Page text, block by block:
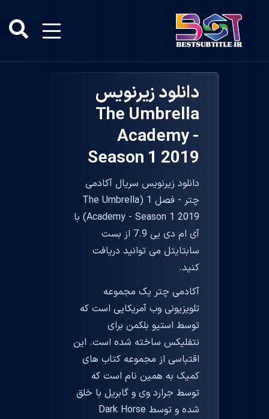
دانلود زیرنویس
The Umbrella
Academy -
Season 1 2019
دانلود زیرنویس سریال آکادمی
چتر - فصل 1 (The Umbrella
Academy - Season 1 2019) با
آی ام دی بی 7.9 از بست
سابتایتل می توانید دریافت
کنید.
آکادمی چتر یک مجموعه
تلویزیونی وب آمریکایی است که
توسط استیو بلکمن برای
نتفلیکس ساخته شده است. این
اقتباسی از مجموعه کتاب های
کمیک به همین نام است که
توسط جرارد وی و گابریل با خلق
شده و توسط Dark Horse